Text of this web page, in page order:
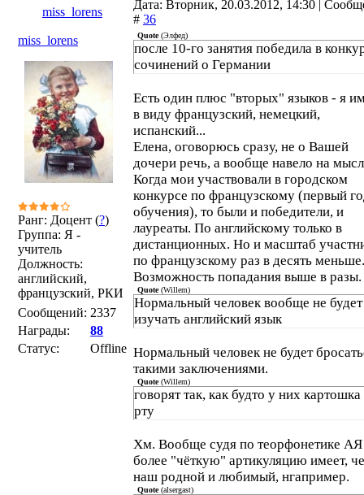
miss_lorens
Дата: Вторник, 20.03.2012, 14:30 |
# 36
miss_lorens
Ранг: Доцент (?)
Группа: Я -
учитель
Должность:
английский,
французский, РКИ
Сообщений: 2337
Награды:
88
Статус:
Offline
Quote(Элфед)
после 10-го занятия победила в
сочинений о Германии
Есть один плюс "вторых" языков - я
в виду французский, немецкий,
испанский...
Елена, оговорюсь сразу, не о Вашей
дочери речь, а вообще навело на
Когда мои участвовали в городском
конкурсе по французскому (первый
обучения), то были и победители, и
лауреаты. По английскому только в
дистанционных. Но и масштаб
по французскому раз в десять
Возможность попадания выше в разы.
Quote(Willem)
Нормальный человек вообще не будет
изучать английский язык
Нормальный человек не будет
такими заключениями.
Quote(Willem)
говорят так, как будто у них картошка
рту
Хм. Вообще судя по теорфонетике АЯ
более "чёткую" артикуляцию имеет,
наш родной и любимый, нгапример.
Quote(alsergast)